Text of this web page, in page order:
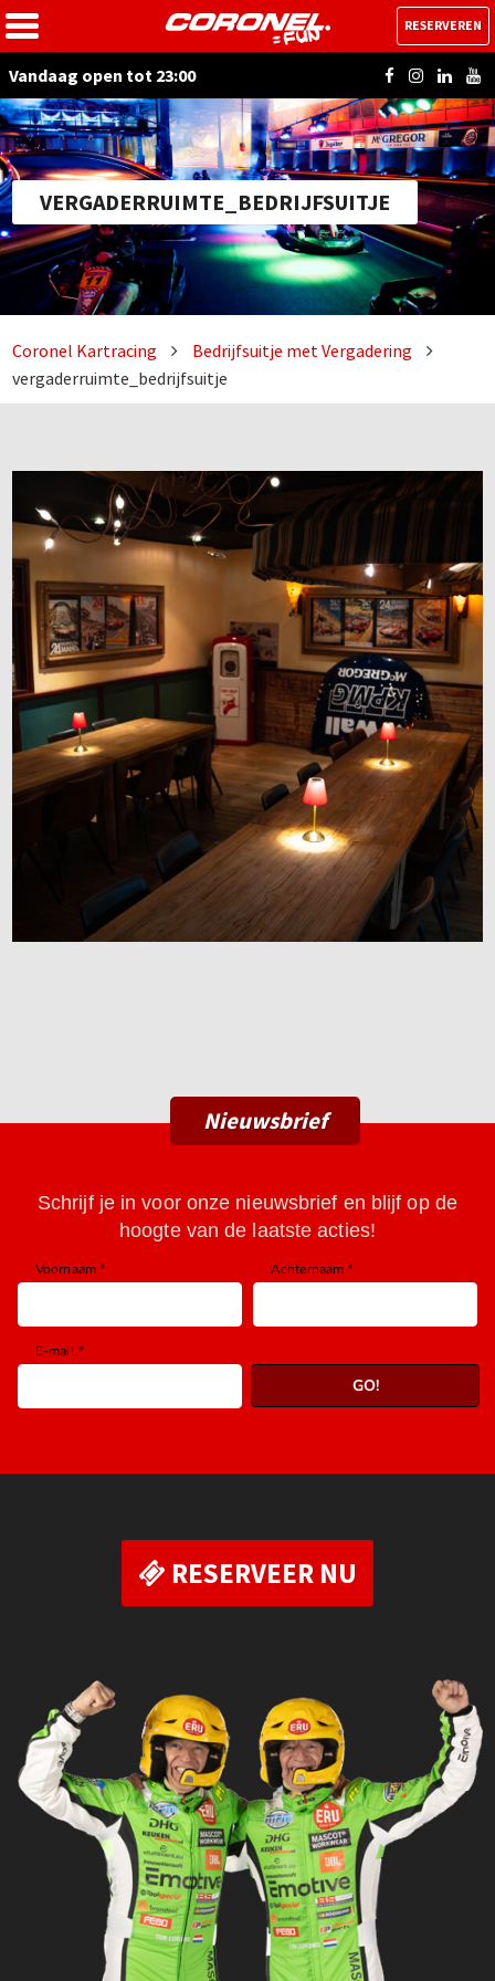
Vandaag open tot 23:00
RESERVEREN
VERGADERRUIMTE_BEDRIJFSUITJE
Coronel Kartracing
Bedrijfsuitje met Vergadering
vergaderruimte_bedrijfsuitje
Nieuwsbrief
RESERVEER NU